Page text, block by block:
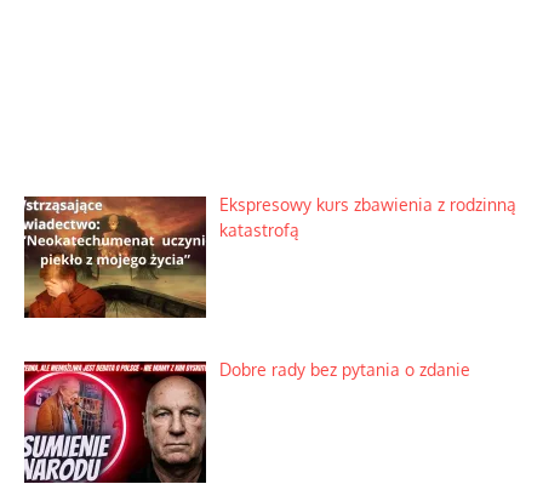
Ekspresowy kurs zbawienia z rodzinną
katastrofą
Dobre rady bez pytania o zdanie